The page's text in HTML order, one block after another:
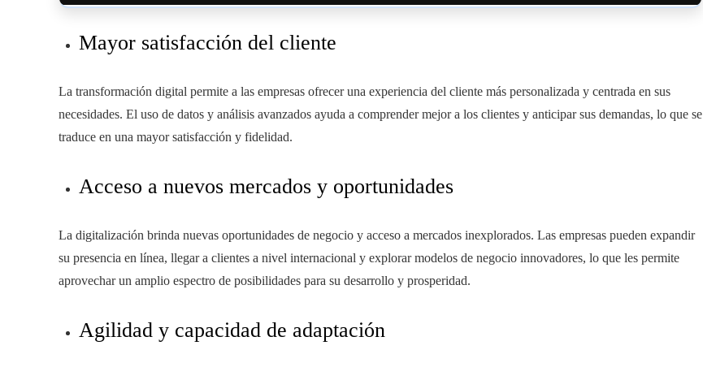
Mayor satisfacción del cliente
La transformación digital permite a las empresas ofrecer una experiencia del cliente más personalizada y centrada en sus
necesidades. El uso de datos y análisis avanzados ayuda a comprender mejor a los clientes y anticipar sus demandas, lo que se
traduce en una mayor satisfacción y fidelidad.
Acceso a nuevos mercados y oportunidades
La digitalización brinda nuevas oportunidades de negocio y acceso a mercados inexplorados. Las empresas pueden expandir
su presencia en línea, llegar a clientes a nivel internacional y explorar modelos de negocio innovadores, lo que les permite
aprovechar un amplio espectro de posibilidades para su desarrollo y prosperidad.
Agilidad y capacidad de adaptación